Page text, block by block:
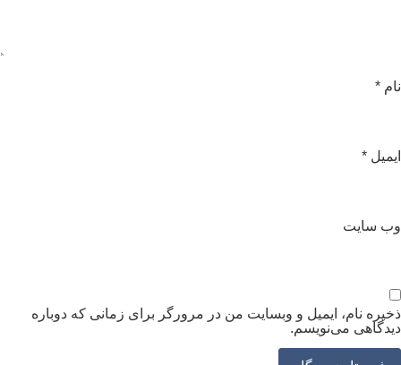
*
*
سایت
نام، ایمیل و وبسایت من در مرورگر برای زمانی که دوباره
می‌نویسم.